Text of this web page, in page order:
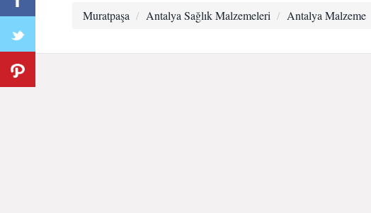
Muratpaşa Antalya Sağlık Malzemeleri Antalya Malzeme